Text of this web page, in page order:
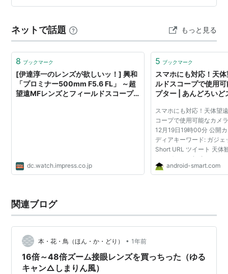
は後日長沼町から発表されるかなー 札幌郊外でツルが見
ー⇩ youtu.be https://hokkaido.e…
ネットで話題 もっと見る
8 ブックマーク
[伊達淳一のレンズが欲しいッ！] 興和
「プロミナー500mm F5.6 FL」 ～超
望遠MFレンズとフィールドスコープ
dc.watch.impress.co.jp
5 ブックマーク
スマホにも対応！天
ルドスコープで使用
プター | あんどろいど
スマホにも対応！天体望
コープで使用可能なカメ
12月19日19時00分 公開
ディアキーワード: ガジェ
Short URL ツイート 天体
チングなどを趣味にして
った光景を写真として残
android-smart.com
関連ブログ
本・花・鳥（ほん・か・どり） • 1年前
16倍～48倍ズーム接眼レンズを買っちった（ゆる
キャン△しまりん風）